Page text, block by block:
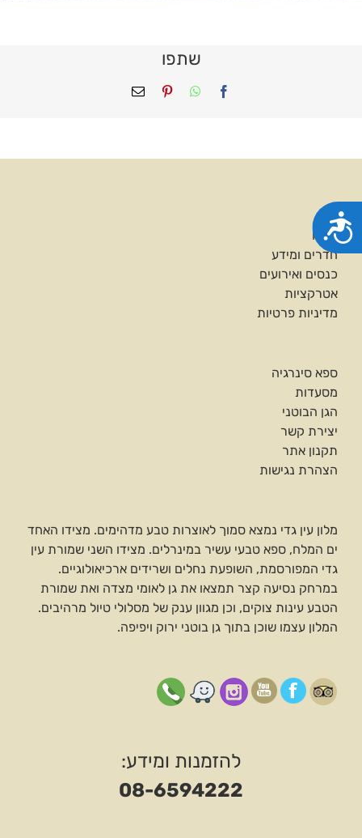
נגישות
שתפו
Facebook
WhatsApp
Pinterestכתובת
בית
עלינו
חדרים ומידע
כנסים ואירועים
אטרקציות
מדיניות פרטיות
ספא סינרגיה
מסעדות
הגן הבוטני
יצירת קשר
תקנון אתר
הצהרת נגישות
מלון עין גדי נמצא סמוך לאוצרות טבע מדהימים. מצידו האחד
ים המלח, ספא טבעי עשיר במינרלים. מצידו השני שמורת עין
גדי המפורסמת, השופעת נחלים ושרידים ארכיאולוגיים.
במרחק נסיעה קצר תמצאו את גן לאומי מצדה ואת שמורת
הטבע עינות צוקים, וכן מגוון ענק של מסלולי טיול מרהיבים.
המלון עצמו שוכן בתוך גן בוטני ירוק ויפיפה.
להזמנות ומידע:
08-6594222